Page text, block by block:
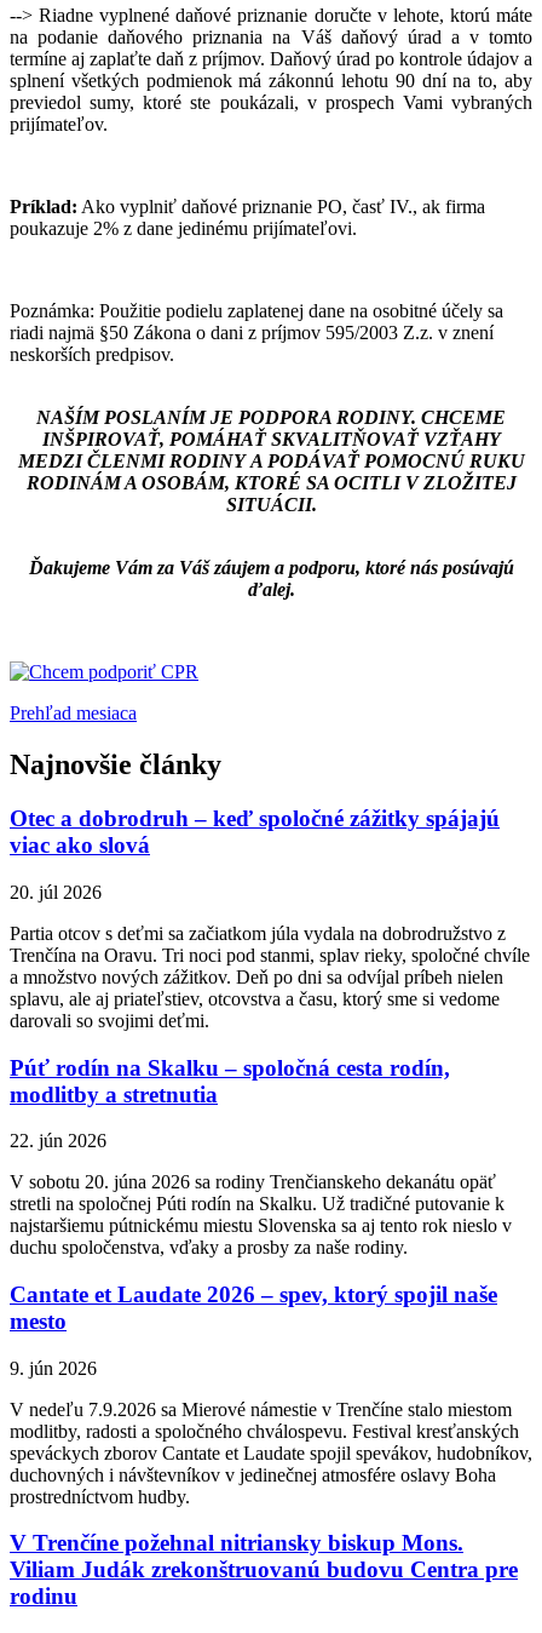
--> Riadne vyplnené daňové priznanie doručte v lehote, ktorú máte
na podanie daňového priznania na Váš daňový úrad a v tomto
termíne aj zaplaťte daň z príjmov. Daňový úrad po kontrole údajov a
splnení všetkých podmienok má zákonnú lehotu 90 dní na to, aby
previedol sumy, ktoré ste poukázali, v prospech Vami vybraných
prijímateľov.
Príklad: Ako vyplniť daňové priznanie PO, časť IV., ak firma
poukazuje 2% z dane jedinému prijímateľovi.
Poznámka: Použitie podielu zaplatenej dane na osobitné účely sa
riadi najmä §50 Zákona o dani z príjmov 595/2003 Z.z. v znení
neskorších predpisov.
NAŠÍM POSLANÍM JE PODPORA RODINY. CHCEME
INŠPIROVAŤ, POMÁHAŤ SKVALITŇOVAŤ VZŤAHY
MEDZI ČLENMI RODINYA PODÁVAŤ POMOCNÚ RUKU
RODINÁM A OSOBÁM, KTORÉ SA OCITLI V ZLOŽITEJ
SITUÁCII.
Ďakujeme Vám za Váš záujem a podporu, ktoré nás posúvajú
ďalej.
Prehľad mesiaca
Najnovšie články
Otec a dobrodruh – keď spoločné zážitky spájajú
viac ako slová
20. júl 2026
Partia otcov s deťmi sa začiatkom júla vydala na dobrodružstvo z
Trenčína na Oravu. Tri noci pod stanmi, splav rieky, spoločné chvíle
a množstvo nových zážitkov. Deň po dni sa odvíjal príbeh nielen
splavu, ale aj priateľstiev, otcovstva a času, ktorý sme si vedome
darovali so svojimi deťmi.
Púť rodín na Skalku – spoločná cesta rodín,
modlitby a stretnutia
22. jún 2026
V sobotu 20. júna 2026 sa rodiny Trenčianskeho dekanátu opäť
stretli na spoločnej Púti rodín na Skalku. Už tradičné putovanie k
najstaršiemu pútnickému miestu Slovenska sa aj tento rok nieslo v
duchu spoločenstva, vďaky a prosby za naše rodiny.
Cantate et Laudate 2026 – spev, ktorý spojil naše
mesto
9. jún 2026
V nedeľu 7.9.2026 sa Mierové námestie v Trenčíne stalo miestom
modlitby, radosti a spoločného chválospevu. Festival kresťanských
speváckych zborov Cantate et Laudate spojil spevákov, hudobníkov,
duchovných i návštevníkov v jedinečnej atmosfére oslavy Boha
prostredníctvom hudby.
V Trenčíne požehnal nitriansky biskup Mons.
Viliam Judák zrekonštruovanú budovu Centra pre
rodinu